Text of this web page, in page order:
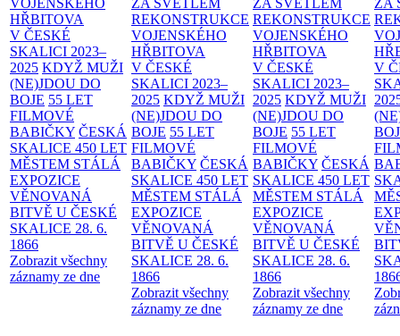
VOJENSKÉHO
HŘBITOVA
V ČESKÉ
SKALICI 2023–
2025 KDYŽ MUŽI
(NE)JDOU DO
BOJE 55 LET
FILMOVÉ
BABIČKY ČESKÁ
SKALICE 450 LET
MĚSTEM STÁLÁ
EXPOZICE
VĚNOVANÁ
BITVĚ U ČESKÉ
SKALICE 28. 6.
1866
Zobrazit všechny
záznamy ze dne
ZA SVĚTLEM
REKONSTRUKCE
VOJENSKÉHO
HŘBITOVA
V ČESKÉ
SKALICI 2023–
2025 KDYŽ MUŽI
(NE)JDOU DO
BOJE 55 LET
FILMOVÉ
BABIČKY ČESKÁ
SKALICE 450 LET
MĚSTEM STÁLÁ
EXPOZICE
VĚNOVANÁ
BITVĚ U ČESKÉ
SKALICE 28. 6.
1866
Zobrazit všechny
záznamy ze dne
ZA SVĚTLEM
REKONSTRUKCE
VOJENSKÉHO
HŘBITOVA
V ČESKÉ
SKALICI 2023–
2025 KDYŽ MUŽI
(NE)JDOU DO
BOJE 55 LET
FILMOVÉ
BABIČKY ČESKÁ
SKALICE 450 LET
MĚSTEM STÁLÁ
EXPOZICE
VĚNOVANÁ
BITVĚ U ČESKÉ
SKALICE 28. 6.
1866
Zobrazit všechny
záznamy ze dne
ZA
V